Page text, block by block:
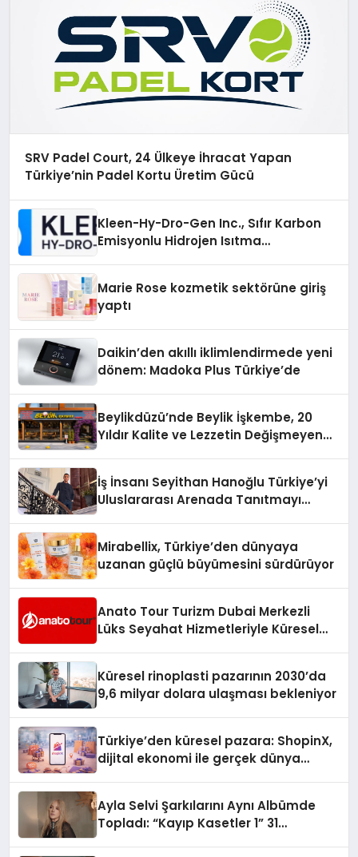
SRV Padel Court, 24 Ülkeye İhracat Yapan
Türkiye’nin Padel Kortu Üretim Gücü
Kleen-Hy-Dro-Gen Inc., Sıfır Karbon
Emisyonlu Hidrojen Isıtma
Marie Rose kozmetik sektörüne giriş
yaptı
Daikin’den akıllı iklimlendirmede yeni
dönem: Madoka Plus Türkiye’de
Beylikdüzü’nde Beylik İşkembe, 20
Yıldır Kalite ve Lezzetin Değişmeyen
İş İnsanı Seyithan Hanoğlu Türkiye’yi
Uluslararası Arenada Tanıtmayı
Mirabellix, Türkiye’den dünyaya
uzanan güçlü büyümesini sürdürüyor
Anato Tour Turizm Dubai Merkezli
Lüks Seyahat Hizmetleriyle Küresel
Küresel rinoplasti pazarının 2030’da
9,6 milyar dolara ulaşması bekleniyor
Türkiye’den küresel pazara: ShopinX,
dijital ekonomi ile gerçek dünya
Ayla Selvi Şarkılarını Aynı Albümde
Topladı: “Kayıp Kasetler 1” 31